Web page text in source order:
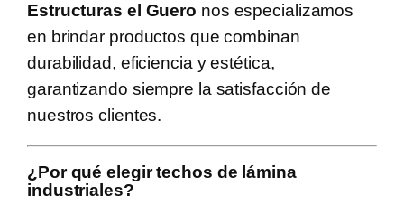
Estructuras el Guero nos especializamos
en brindar productos que combinan
durabilidad, eficiencia y estética,
garantizando siempre la satisfacción de
nuestros clientes.
¿Por qué elegir techos de lámina
industriales?